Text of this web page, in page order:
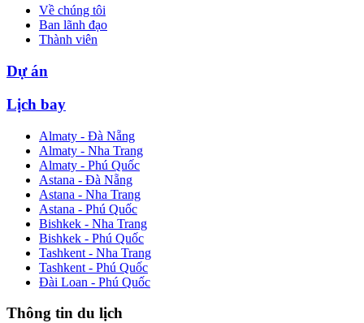
Về chúng tôi
Ban lãnh đạo
Thành viên
Dự án
Lịch bay
Almaty - Đà Nẵng
Almaty - Nha Trang
Almaty - Phú Quốc
Astana - Đà Nẵng
Astana - Nha Trang
Astana - Phú Quốc
Bishkek - Nha Trang
Bishkek - Phú Quốc
Tashkent - Nha Trang
Tashkent - Phú Quốc
Đài Loan - Phú Quốc
Thông tin du lịch